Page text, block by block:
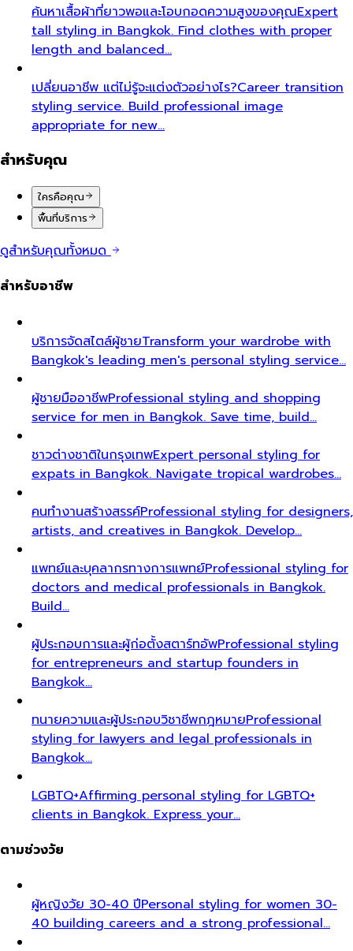
ค้นหาเสื้อผ้าที่ยาวพอและโอบกอดความสูงของคุณExpert
tall styling in Bangkok. Find clothes with proper
length and balanced…
เปลี่ยนอาชีพ แต่ไม่รู้จะแต่งตัวอย่างไร?Career transition
styling service. Build professional image
appropriate for new…
สำหรับคุณ
ใครคือคุณ
พื้นที่บริการ
ดูสำหรับคุณทั้งหมด
สำหรับอาชีพ
บริการจัดสไตล์ผู้ชายTransform your wardrobe with
Bangkok's leading men's personal styling service…
ผู้ชายมืออาชีพProfessional styling and shopping
service for men in Bangkok. Save time, build…
ชาวต่างชาติในกรุงเทพExpert personal styling for
expats in Bangkok. Navigate tropical wardrobes…
คนทำงานสร้างสรรค์Professional styling for designers,
artists, and creatives in Bangkok. Develop…
แพทย์และบุคลากรทางการแพทย์Professional styling for
doctors and medical professionals in Bangkok.
Build…
ผู้ประกอบการและผู้ก่อตั้งสตาร์ทอัพProfessional styling
for entrepreneurs and startup founders in
Bangkok…
ทนายความและผู้ประกอบวิชาชีพกฎหมายProfessional
styling for lawyers and legal professionals in
Bangkok…
LGBTQ+Affirming personal styling for LGBTQ+
clients in Bangkok. Express your…
ตามช่วงวัย
ผู้หญิงวัย 30-40 ปีPersonal styling for women 30-
40 building careers and a strong professional…